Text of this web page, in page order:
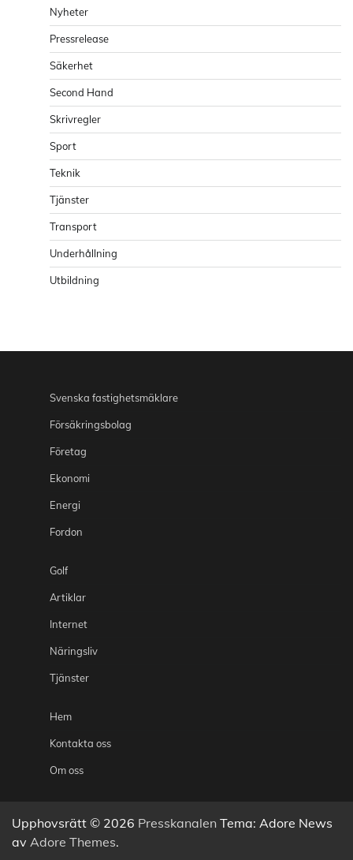
Nyheter
Pressrelease
Säkerhet
Second Hand
Skrivregler
Sport
Teknik
Tjänster
Transport
Underhållning
Utbildning
Svenska fastighetsmäklare
Försäkringsbolag
Företag
Ekonomi
Energi
Fordon
Golf
Artiklar
Internet
Näringsliv
Tjänster
Hem
Kontakta oss
Om oss
Upphovsrätt © 2026 Presskanalen Tema: Adore News
av Adore Themes.